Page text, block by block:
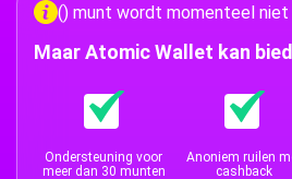
() munt wordt momenteel
Maar Atomic Wallet kan
Ondersteuning voor
meer dan 30 munten
Anoniem ruilen
cashback